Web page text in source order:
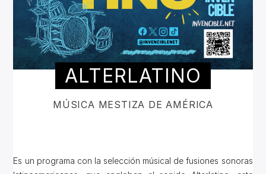
ALTERLATINO
MÚSICA MESTIZA DE AMÉRICA
Es un programa con la selección músical de fusiones sonoras